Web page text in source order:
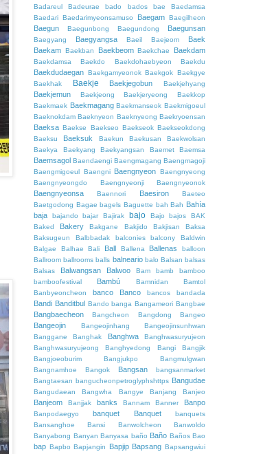
Badareul
Badeurae bado bados bae
Baedamsa
Baedari Baedarimyeonsamuso Baegam Baegilheon
Baegun Baegunbong Baegundong Baegunsan
Baegyang Baegyangsa Baeil Baejeom
Baek
Baekam Baekban Baekbeom Baekchae Baekdam
Baekdamsa Baekdo Baekdohaebyeon Baekdu
Baekdudaegan Baekgamyeonok Baekgok Baekgye
Baekhak
Baekje Baekjegobun Baekjehyang
Baekjemun Baekjeong Baekjeryeong
Baekkop
Baekmaek Baekmagang Baekmanseok Baekmigoeul
Baeknokdam Baeknyeon Baeknyeong Baekryoensan
Baeksa Baekse Baekseo Baekseok Baekseokdong
Baeksu
Baeksuk Baekun Baekusan
Baekwolsan
Baekya
Baekyang Baekyangsan Baemet Baemsa
Baemsagol Baendaengi Baengmagang Baengmagoji
Baengmigoeul Baengni Baengnyeon Baengnyeong
Baengnyeongdo
Baengnyeonji Baengnyeonok
Baengnyeonsa Baennori Baesiron
Baeteo
Baetgodong Bagae bagels Baguette bah Bah Bahía
baja
bajando bajar Bajirak bajo Bajo bajos
BAK
Baked
Bakery Bakgane Bakjido Bakjisan
Baksa
Baksugeun
Balbbadak balconies balcony
Baldwin
Balgae
Balhae Bali Ball Ballena Ballenas
balloon
Ballroom ballrooms balls balneario balo Balsan balsas
Balsas
Balwangsan Balwoo Bam bamb
bamboo
bamboofestival
Bambú Bamnidan
Bamtol
Banbyeoncheon
banco Banco bancos bandada
Bandi Banditbul Bando banga Bangameori Bangbae
Bangbaecheon Bangcheon Bangdong Bangeo
Bangeojin Bangeojinhang
Bangeojinsunhwan
Banggane
Banghak Banghwa
Banghwasuryujeon
Banghwasuryujeong
Banghyedong Bangi
Bangjik
Bangjoeoburim
Bangjukpo
Bangmulgwan
Bangnamhoe
Bangok Bangsan
bangsanmarket
Bangtaesan bangucheonpetroglyphshttps Bangudae
Bangudaean Bangwha Bangye Banjang Banjeo
Banjeom Banjjak banks Bannam Banner Banpo
Banpodaegyo banquet Banquet
banquets
Bansanghoe
Bansi Banwolcheon
Banwoldo
Banyabong Banyan Banyasa baño Baño Baños Bao
bap Bapbo Bapjangin Bapjip Bapsang Bapsangwiui